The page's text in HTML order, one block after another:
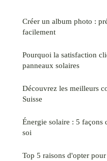
Créer un album photo :
facilement
Pourquoi la satisfaction
panneaux solaires
Découvrez les meilleurs
Suisse
Énergie solaire : 5 façons
soi
Top 5 raisons d'opter